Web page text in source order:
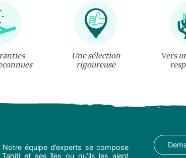
Une sélection
rigoureuse
Vers
équipe d’experts se compose
Tahiti et ses îles ou qu’ils les aient